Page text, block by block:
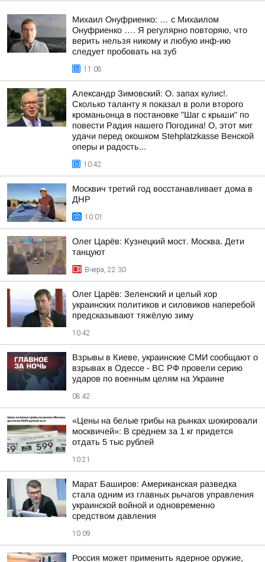
Михаил Онуфриенко: … с Михаилом
Онуфриенко …. Я регулярно повторяю, что
верить нельзя никому и любую инф-ию
следует пробовать на зуб
11:08
Александр Зимовский: О. запах кулис!.
Сколько таланту я показал в роли второго
кроманьонца в постановке "Шаг с крыши" по
повести Радия нашего Погодина! О, этот миг
удачи перед окошком Stehplatzkasse Венской
оперы и радость...
10:42
Москвич третий год восстанавливает дома в
ДНР
10:01
Олег Царёв: Кузнецкий мост. Москва. Дети
танцуют
Вчера, 22:30
Олег Царёв: Зеленский и целый хор
украинских политиков и силовиков наперебой
предсказывают тяжёлую зиму
10:42
Взрывы в Киеве, украинские СМИ сообщают о
взрывах в Одессе - ВС РФ провели серию
ударов по военным целям на Украине
08:42
«Цены на белые грибы на рынках шокировали
москвичей»: В среднем за 1 кг придется
отдать 5 тыс рублей
10:21
Марат Баширов: Американская разведка
стала одним из главных рычагов управления
украинской войной и одновременно
средством давления
10:09
Россия может применить ядерное оружие,